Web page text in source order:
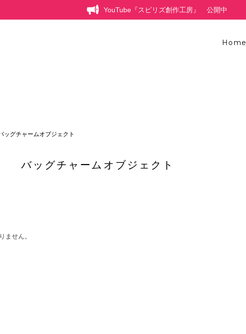
YouTube『スピリズ創作工房』 公開中
Home
ッグチャームオブジェクト
バッグチャームオブジェクト
ません。